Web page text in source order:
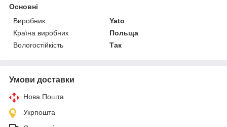
Основні
Виробник
Yato
Країна виробник
Польща
Вологостійкість
Так
Умови доставки
Нова Пошта
Укрпошта